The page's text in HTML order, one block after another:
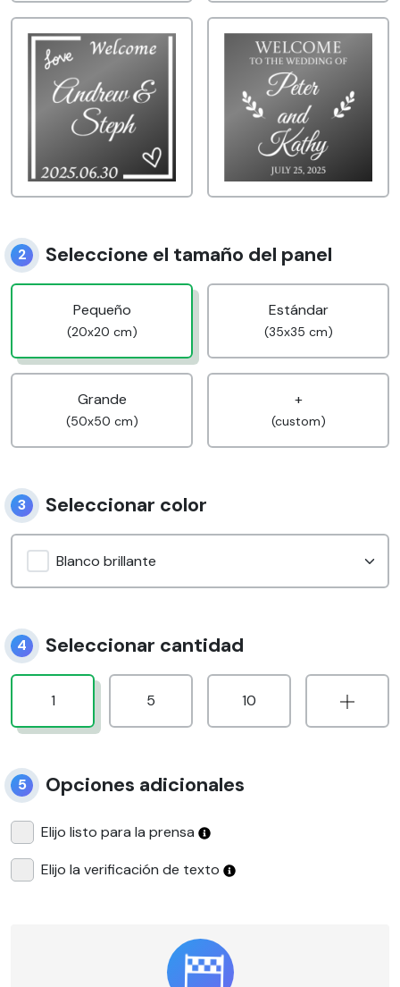
2 Seleccione el tamaño del panel
Pequeño
(20x20 cm)
Estándar
(35x35 cm)
Grande
(50x50 cm)
+
(custom)
3 Seleccionar color
Blanco brillante
4 Seleccionar cantidad
1 5 10
5 Opciones adicionales
Elijo listo para la prensa
Elijo la verificación de texto